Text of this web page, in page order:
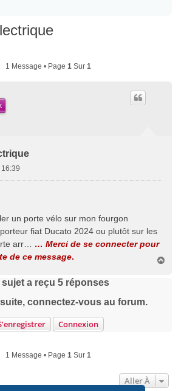
1 Message • Page 1Sur 1
un porte vélo sur mon fourgon
fiat Ducato 2024 ou plutôt sur les
arr…
… Merci de se connecter pour
de ce message.
sujet a reçu 5 réponses
connectez-vous au forum.
Connexion
1 Message • Page 1 Sur 1
Aller À